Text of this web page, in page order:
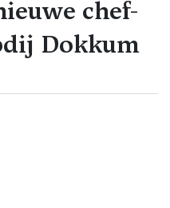
chef-
Dokkum